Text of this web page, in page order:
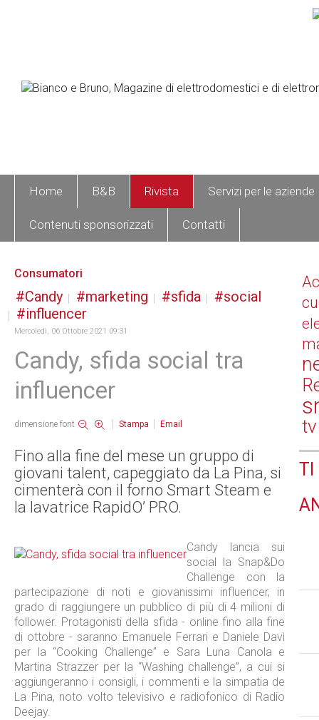
Home B&B Rivista Servizi per le aziende
Contenuti sponsorizzati Contatti
Consumatori
Candy marketing sfida
social
influencer
Mercoledì, 06 Ottobre 2021 09:31
Candy, sfida social tra
influencer
dimensione font Stampa Email
Fino alla fine del mese un gruppo di
giovani talent, capeggiato da La Pina, si
cimenterà con il forno Smart Steam e
la lavatrice RapidO’ PRO.
Candy lancia sui
social la Snap&Do
Challenge con la
partecipazione di noti e giovanissimi influencer, in
grado di raggiungere un pubblico di più di 4 milioni di
follower. Protagonisti della sfida - online fino alla fine
di ottobre - saranno Emanuele Ferrari e Daniele Davì
per la “Cooking Challenge” e Sara Luna Canola e
Martina Strazzer per la “Washing challenge”, a cui si
aggiungeranno i consigli, i commenti e la simpatia de
La Pina, noto volto televisivo e radiofonico di Radio
Deejay.
tv
TI